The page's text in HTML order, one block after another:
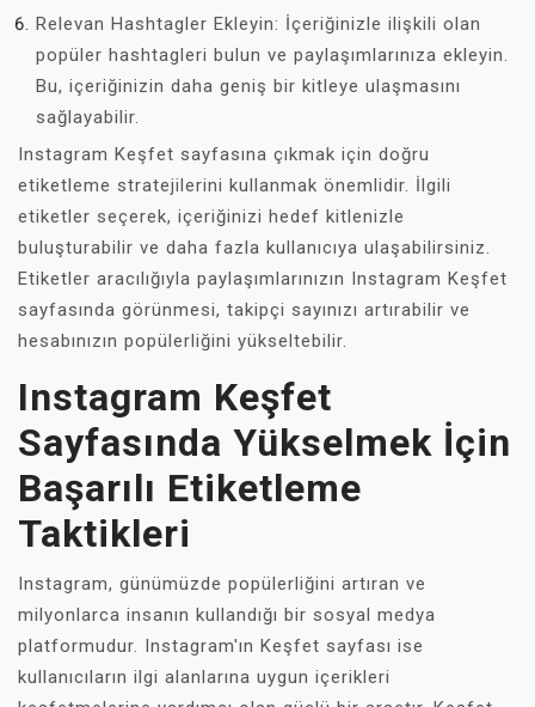
Relevan Hashtagler Ekleyin: İçeriğinizle ilişkili olan
popüler hashtagleri bulun ve paylaşımlarınıza ekleyin.
Bu, içeriğinizin daha geniş bir kitleye ulaşmasını
sağlayabilir.
Instagram Keşfet sayfasına çıkmak için doğru
etiketleme stratejilerini kullanmak önemlidir. İlgili
etiketler seçerek, içeriğinizi hedef kitlenizle
buluşturabilir ve daha fazla kullanıcıya ulaşabilirsiniz.
Etiketler aracılığıyla paylaşımlarınızın Instagram Keşfet
sayfasında görünmesi, takipçi sayınızı artırabilir ve
hesabınızın popülerliğini yükseltebilir.
Instagram Keşfet
Sayfasında Yükselmek İçin
Başarılı Etiketleme
Taktikleri
Instagram, günümüzde popülerliğini artıran ve
milyonlarca insanın kullandığı bir sosyal medya
platformudur. Instagram'ın Keşfet sayfası ise
kullanıcıların ilgi alanlarına uygun içerikleri